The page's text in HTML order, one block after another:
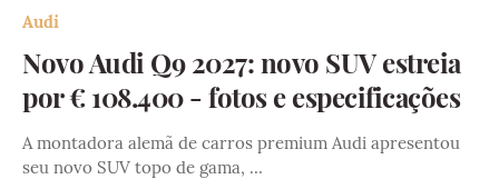
Audi
Novo Audi Q9 2027: novo SUV estreia
por € 108.400 - fotos e especificações
A montadora alemã de carros premium Audi apresentou
seu novo SUV topo de gama, …